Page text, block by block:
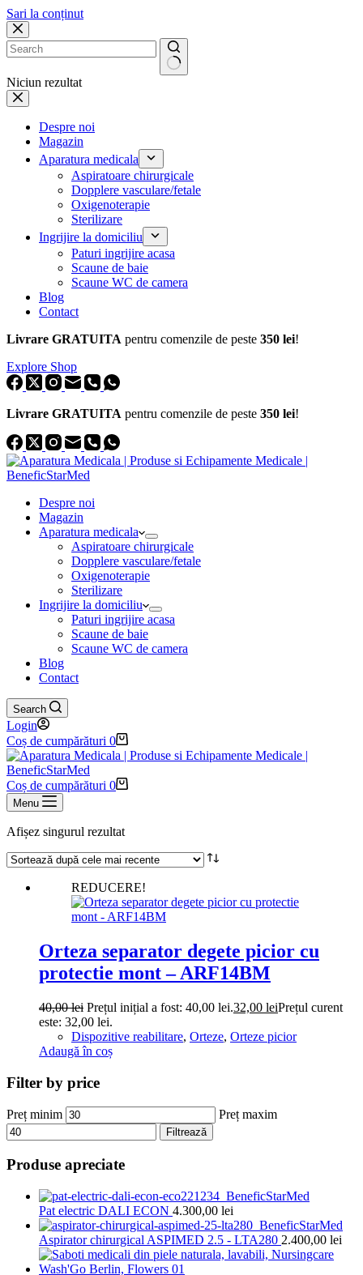
Sari la conținut
Niciun rezultat
Despre noi
Magazin
Aparatura medicala
Aspiratoare chirurgicale
Dopplere vasculare/fetale
Oxigenoterapie
Sterilizare
Ingrijire la domiciliu
Paturi ingrijire acasa
Scaune de baie
Scaune WC de camera
Blog
Contact
Livrare GRATUITA pentru comenzile de peste 350 lei!
Explore Shop
Livrare GRATUITA pentru comenzile de peste 350 lei!
Despre noi
Magazin
Aparatura medicala
Aspiratoare chirurgicale
Dopplere vasculare/fetale
Oxigenoterapie
Sterilizare
Ingrijire la domiciliu
Paturi ingrijire acasa
Scaune de baie
Scaune WC de camera
Blog
Contact
Search
Login
Coș de cumpărături 0
Coș de cumpărături 0
Menu
Afișez singurul rezultat
REDUCERE!
Orteza separator degete picior cu
protectie mont – ARF14BM
40,00lei Prețul inițial a fost: 40,00 lei.32,00 leiPrețul curent
este: 32,00 lei.
Dispozitive reabilitare, Orteze, Orteze picior
Adaugă în coș
Filter by price
Preț minim Preț maxim
Filtrează
Produse apreciate
Pat electric DALI ECON 4.300,00 lei
Aspirator chirurgical ASPIMED 2.5 - LTA280 2.400,00 lei